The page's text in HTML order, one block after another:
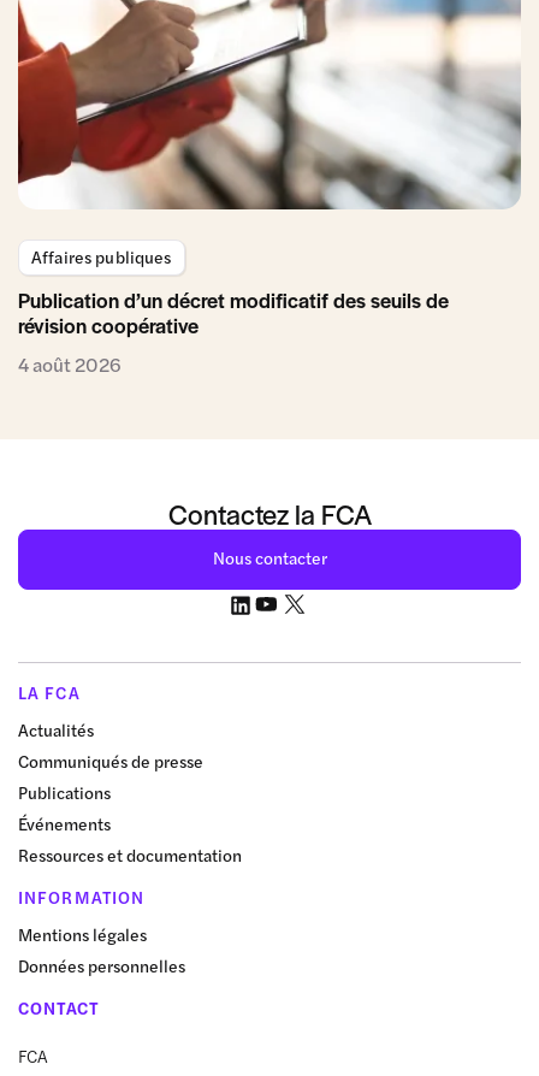
Affaires publiques
Publication d’un décret modificatif des seuils de
révision coopérative
4 août 2026
Contactez la FCA
Nous contacter
LA FCA
Actualités
Communiqués de presse
Publications
Événements
Ressources et documentation
INFORMATION
Mentions légales
Données personnelles
CONTACT
FCA